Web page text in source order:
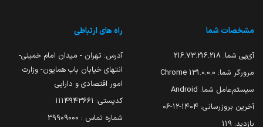
مشخصات شما
آی‌پی شما: 216.73.216.218
مرورگر شما: 131.0.0.0 Chrome
سیستم‌عامل شما: Android
آخرین بروزرسانی: ۱۴۰۴-۱۲-۰۶
بازدید: 119
راه های ارتباطی
آدرس: تهران - میدان امام خمینی-
انتهای خیابان باب همایون- وزارت
امور اقتصادی و دارایی
کدپستی: ۱۱۱۴۹۴۳۶۶۱
شماره تماس : 39909000